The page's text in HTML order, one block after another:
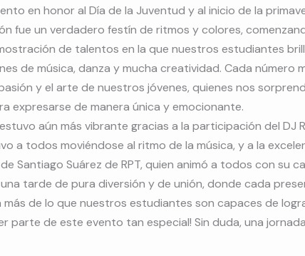
en honor al Día de la Juventud y al inicio de la
fue un verdadero festín de ritmos y colores,
de talentos en la que nuestros estudiantes
de música, danza y mucha creatividad. Cada número
y el arte de nuestros jóvenes, quienes nos
expresarse de manera única y emocionante.
aún más vibrante gracias a la participación del DJ
a todos moviéndose al ritmo de la música, y a la
Santiago Suárez de RPT, quien animó a todos con su
una tarde de pura diversión y de unión, donde cada
de lo que nuestros estudiantes son capaces de
parte de este evento tan especial! Sin duda, una